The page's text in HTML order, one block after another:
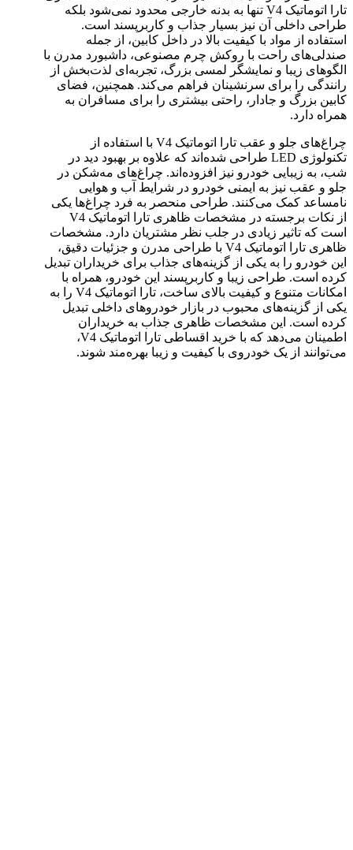
تارا اتوماتیک V4 تنها به بدنه خارجی محدود نمی‌شود بلکه
طراحی داخلی آن نیز بسیار جذاب و کاربرپسند است.
استفاده از مواد با کیفیت بالا در داخل کابین، از جمله
صندلی‌های راحت با روکش چرم مصنوعی، داشبورد مدرن با
الگوهای زیبا و نمایشگر لمسی بزرگ، تجربه‌ای لذت‌بخش از
رانندگی را برای سرنشینان فراهم می‌کند. همچنین، فضای
کابین بزرگ و جادار، راحتی بیشتری را برای مسافران به
همراه دارد.
چراغ‌های جلو و عقب تارا اتوماتیک V4 با استفاده از
تکنولوژی LED طراحی شده‌اند که علاوه بر بهبود دید در
شب، به زیبایی خودرو نیز افزوده‌اند. چراغ‌های مه‌شکن در
جلو و عقب نیز به ایمنی خودرو در شرایط آب و هوایی
نامساعد کمک می‌کنند. طراحی منحصر به فرد چراغ‌ها یکی
از نکات برجسته در مشخصات ظاهری تارا اتوماتیک V4
است که تاثیر زیادی در جلب نظر مشتریان دارد. مشخصات
ظاهری تارا اتوماتیک V4 با طراحی مدرن و جزئیات دقیق،
این خودرو را به یکی از گزینه‌های جذاب برای خریداران تبدیل
کرده است. طراحی زیبا و کاربرپسند این خودرو، همراه با
امکانات متنوع و کیفیت بالای ساخت، تارا اتوماتیک V4 را به
یکی از گزینه‌های محبوب در بازار خودروهای داخلی تبدیل
کرده است. این مشخصات ظاهری جذاب به خریداران
اطمینان می‌دهد که با خرید اقساطی تارا اتوماتیک V4،
می‌توانند از یک خودروی با کیفیت و زیبا بهره‌مند شوند.